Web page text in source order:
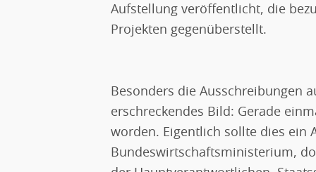
Aufstellung veröffentlicht, die
Projekten gegenüberstellt.
Besonders die Ausschreibungen
erschreckendes Bild: Gerade
worden. Eigentlich sollte dies ein
Bundeswirtschaftsministerium,